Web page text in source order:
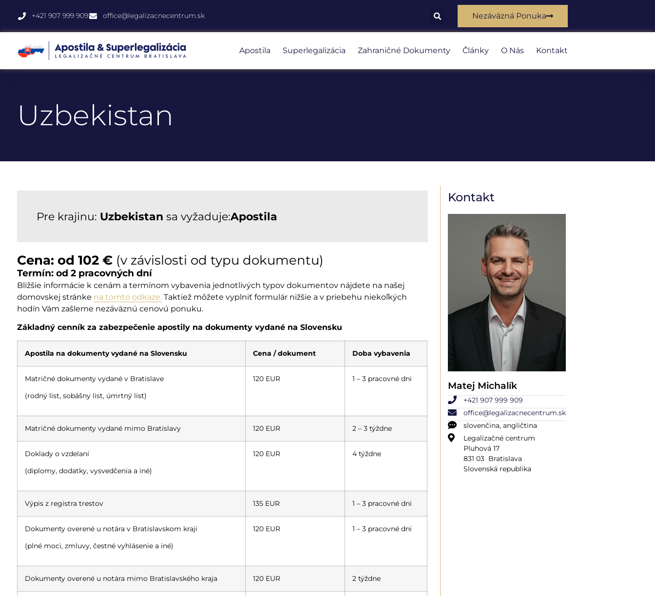
+421 907 999 909 office@legalizacnecentrum.sk Nezáväzná Ponuka
Apostila Superlegalizácia Zahraničné Dokumenty Články O Nás Kontakt
Uzbekistan
Pre krajinu: Uzbekistan sa vyžaduje:Apostila
Cena: od 102 € (v závislosti od typu dokumentu)
Termín: od 2 pracovných dní
Bližšie informácie k cenám a termínom vybavenia jednotlivých typov dokumentov nájdete na našej
domovskej stránke na tomto odkaze. Taktiež môžete vyplniť formulár nižšie a v priebehu niekoľkých
hodín Vám zašleme nezáväznú cenovú ponuku.
Základný cenník za zabezpečenie apostily na dokumenty vydané na Slovensku
Apostila na dokumenty vydané na Slovensku Cena / dokument Doba vybavenia
Matričné dokumenty vydané v Bratislave
(rodný list, sobášny list, úmrtný list)
120 EUR 1 – 3 pracovné dni
Matričné dokumenty vydané mimo Bratislavy 120 EUR 2 – 3 týždne
Doklady o vzdelaní
(diplomy, dodatky, vysvedčenia a iné)
120 EUR 4 týždne
Výpis z registra trestov 135 EUR 1 – 3 pracovné dni
Dokumenty overené u notára v Bratislavskom kraji
(plné moci, zmluvy, čestné vyhlásenie a iné)
120 EUR 1 – 3 pracovné dni
Dokumenty overené u notára mimo Bratislavského kraja 120 EUR 2 týždne
Kontakt
Matej Michalík
+421 907 999 909
office@legalizacnecentrum.sk
slovenčina, angličtina
Legalizačné centrum
Pluhová 17
831 03 Bratislava
Slovenská republika